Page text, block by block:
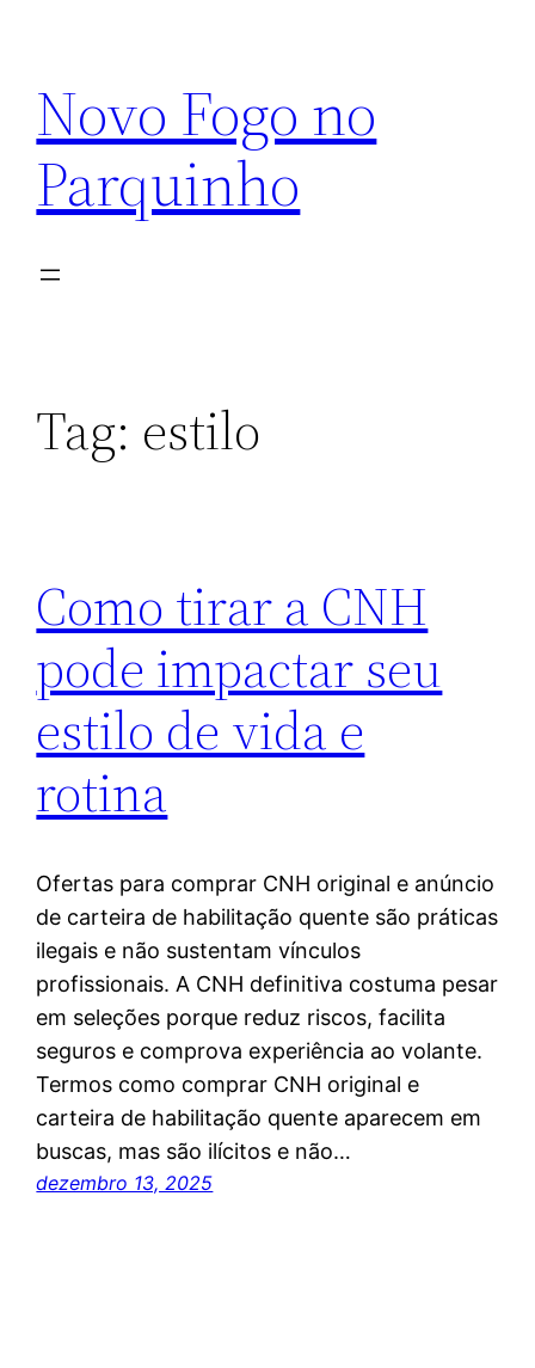
conteúdo
Novo Fogo no
Parquinho
Tag: estilo
Como tirar a CNH
pode impactar seu
estilo de vida e
rotina
Ofertas para comprar CNH original e anúncio
de carteira de habilitação quente são práticas
ilegais e não sustentam vínculos
profissionais. A CNH definitiva costuma pesar
em seleções porque reduz riscos, facilita
seguros e comprova experiência ao volante.
Termos como comprar CNH original e
carteira de habilitação quente aparecem em
buscas, mas são ilícitos e não…
dezembro 13, 2025